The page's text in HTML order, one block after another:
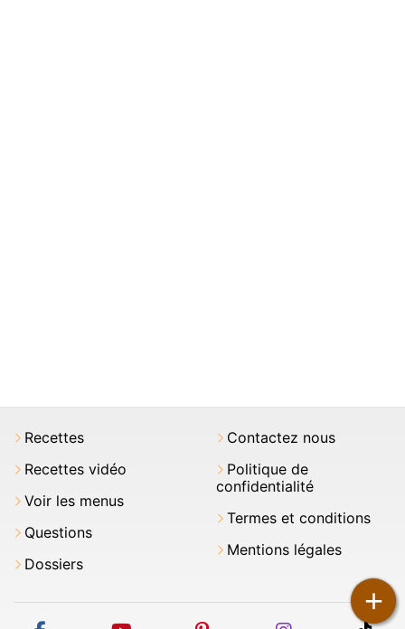
+
Recettes
Recettes vidéo
Voir les menus
Questions
Dossiers
Contactez nous
Politique de
confidentialité
Termes et conditions
Mentions légales